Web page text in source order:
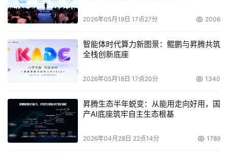
2026年05月19日 17点27分 2006
智能体时代算力新图景：鲲鹏与昇腾共筑
全栈创新底座
2026年05月18日 17点20分 1340
昇腾生态半年蜕变：从能用走向好用，国
产AI底座筑牢自主生态根基
2026年04月28日 22点14分 1789